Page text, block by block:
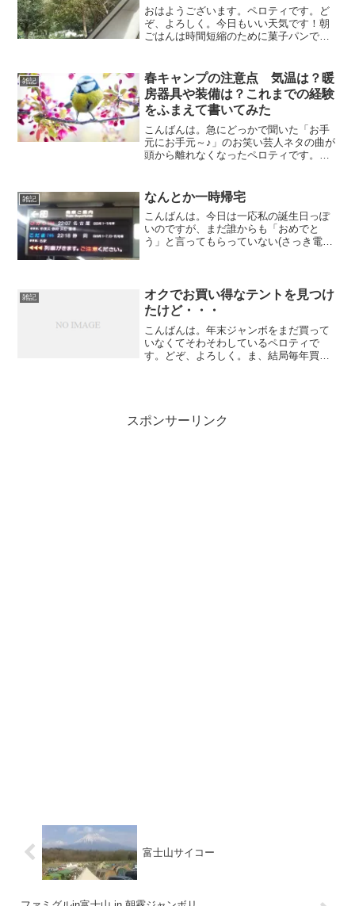
おはようございます。ペロティです。ど
ぞ、よろしく。今日もいい天気です！朝
ごはんは時間短縮のために菓子パンですw
雑記
春キャンプの注意点 気温は？暖
房器具や装備は？これまでの経験
をふまえて書いてみた
こんばんは。急にどっかで聞いた「お手
元にお手元～♪」のお笑い芸人ネタの曲が
頭から離れなくなったペロティです。ど
グだと忘れられるといけないので、何と
か振り絞ってキャンプネ...
雑記 なんとか一時帰宅
こんばんは。今日は一応私の誕生日っぽ
いのですが、まだ誰からも「おめでと
う」と言ってもらっていない(さっき電話
行き最終のひかり...
雑記
オクでお買い得なテントを見つけ
たけど・・・
こんばんは。年末ジャンボをまだ買って
いなくてそわそわしているペロティで
す。どぞ、よろしく。ま、結局毎年買わ
スポンサーリンク
富士山サイコー